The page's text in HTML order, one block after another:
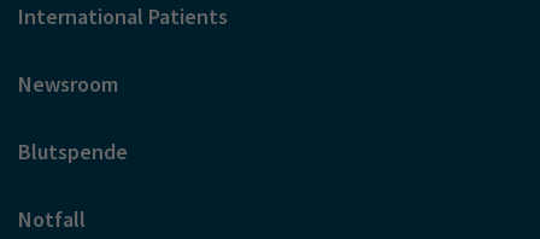
International Patients
Newsroom
Blutspende
Notfall